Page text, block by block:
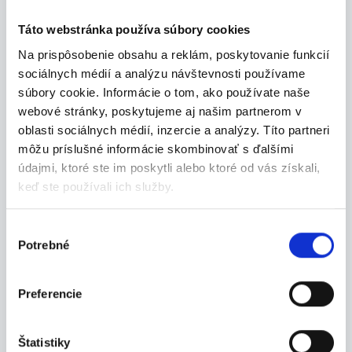
Táto webstránka používa súbory cookies
Na prispôsobenie obsahu a reklám, poskytovanie funkcií
sociálnych médií a analýzu návštevnosti používame
súbory cookie. Informácie o tom, ako používate naše
webové stránky, poskytujeme aj našim partnerom v
oblasti sociálnych médií, inzercie a analýzy. Títo partneri
môžu príslušné informácie skombinovať s ďalšími
údajmi, ktoré ste im poskytli alebo ktoré od vás získali,
keď ste používali ich služby.
súhlasu
Potrebné
Preferencie
Štatistiky
Nová práca v lakovni? –
zárobok až 1300 € + bonusy a
...
Hľadáš stabilnú prácu s férovým platom a
rýchlym...
Bánovce nad Bebravou
INDEX NOSLUŠ s.r.o.
24.07.2026
Termín 07.08. Expedovanie
Hľadáme šikovných chlapcov na pomocné